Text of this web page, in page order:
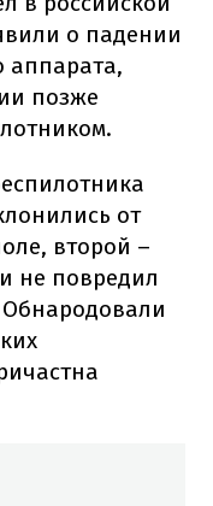
о падении
аппарата,
позже
от
второй –
не повредил